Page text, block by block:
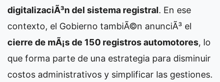
digitalizaciÃ³n del sistema registral. En ese
contexto, el Gobierno tambiÃ©n anunciÃ³ el
cierre de mÃ¡s de 150 registros automotores, lo
que forma parte de una estrategia para disminuir
costos administrativos y simplificar las gestiones.